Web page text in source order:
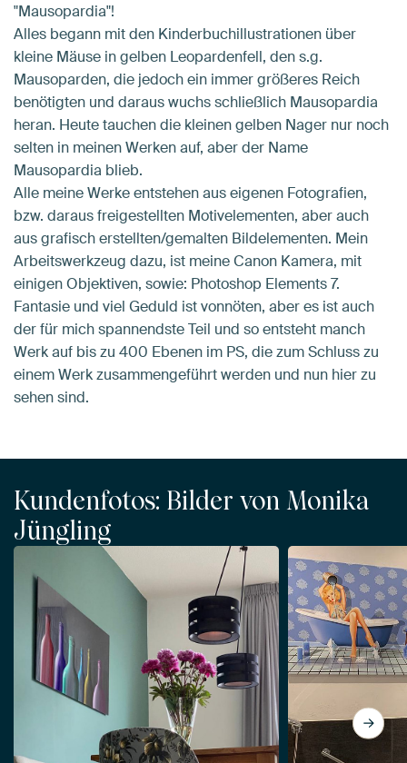
"Mausopardia"!
Alles begann mit den Kinderbuchillustrationen über
kleine Mäuse in gelben Leopardenfell, den s.g.
Mausoparden, die jedoch ein immer größeres Reich
benötigten und daraus wuchs schließlich Mausopardia
heran. Heute tauchen die kleinen gelben Nager nur noch
selten in meinen Werken auf, aber der Name
Mausopardia blieb.
Alle meine Werke entstehen aus eigenen Fotografien,
bzw. daraus freigestellten Motivelementen, aber auch
aus grafisch erstellten/gemalten Bildelementen. Mein
Arbeitswerkzeug dazu, ist meine Canon Kamera, mit
einigen Objektiven, sowie: Photoshop Elements 7.
Fantasie und viel Geduld ist vonnöten, aber es ist auch
der für mich spannendste Teil und so entsteht manch
Werk auf bis zu 400 Ebenen im PS, die zum Schluss zu
einem Werk zusammengeführt werden und nun hier zu
sehen sind.
Kundenfotos: Bilder von Monika
Jüngling